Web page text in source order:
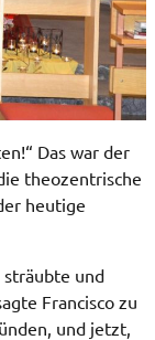
Das war der
theozentrische
heutige
sträubte und
Francisco zu
und jetzt,